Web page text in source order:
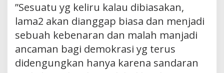
”Sesuatu yg keliru kalau dibiasakan,
lama2 akan dianggap biasa dan menjadi
sebuah kebenaran dan malah manjadi
ancaman bagi demokrasi yg terus
didengungkan hanya karena sandaran